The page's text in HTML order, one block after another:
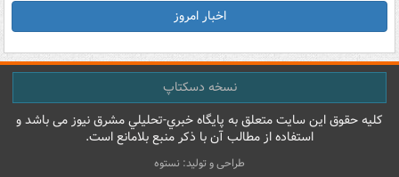
اخبار امروز
نسخه دسکتاپ
کليه حقوق اين سايت متعلق به پایگاه خبري-تحليلي مشرق نيوز می باشد و
استفاده از مطالب آن با ذکر منبع بلامانع است.
طراحی و تولید: نستوه